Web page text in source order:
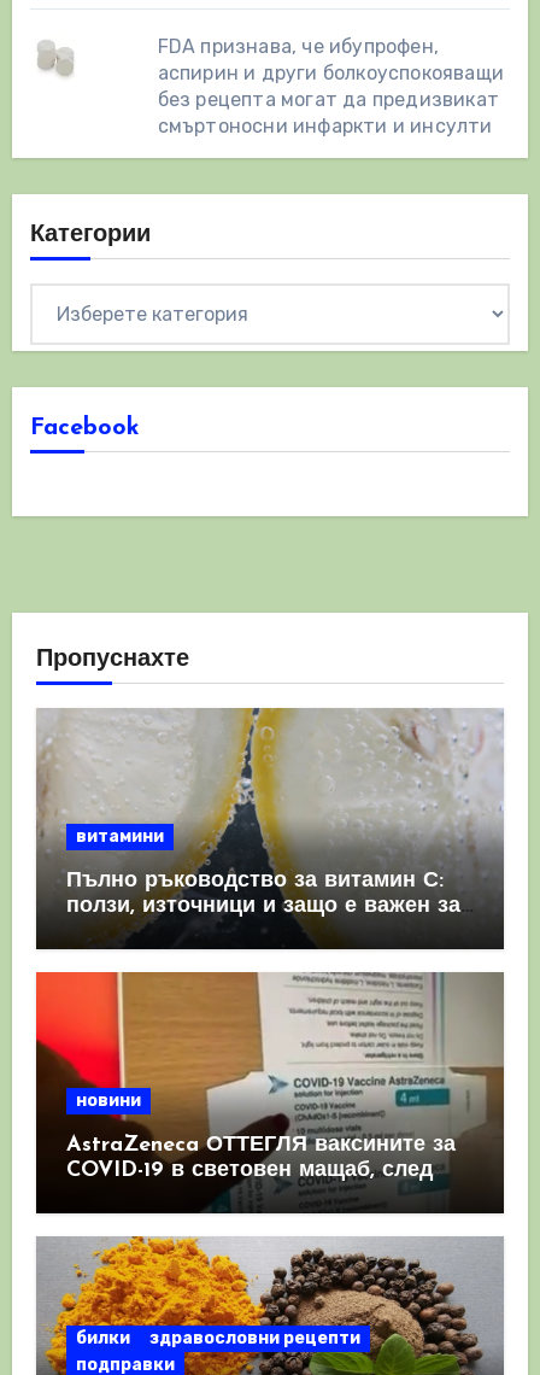
FDA признава, че ибупрофен,
аспирин и други болкоуспокояващи
без рецепта могат да предизвикат
смъртоносни инфаркти и инсулти
Категории
Facebook
Пропуснахте
витамини
Пълно ръководство за витамин С:
ползи, източници и защо е важен за
имунната система
новини
AstraZeneca ОТТЕГЛЯ ваксините за
COVID-19 в световен мащаб, след
като призна, че те причиняват
билки
здравословни рецепти
подправки